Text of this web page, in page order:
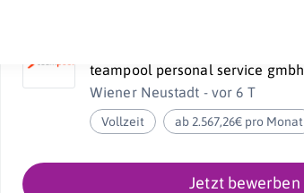
teampool personal service gmbh
Wiener Neustadt - vor 6 T
Vollzeit ab 2.567,26€ pro Monat
Jetzt bewerben